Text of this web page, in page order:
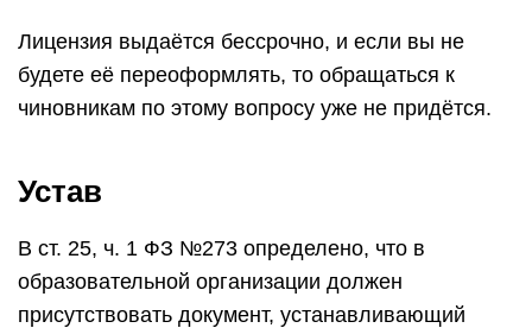
Лицензия выдаётся бессрочно, и если вы не
будете её переоформлять, то обращаться к
чиновникам по этому вопросу уже не придётся.
Устав
В ст. 25, ч. 1 ФЗ №273 определено, что в
образовательной организации должен
присутствовать документ, устанавливающий